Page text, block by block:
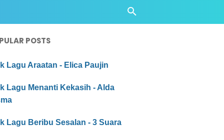
POSTS
Lagu Araatan - Elica Paujin
Lagu Menanti Kekasih - Alda
Lagu Beribu Sesalan - 3 Suara